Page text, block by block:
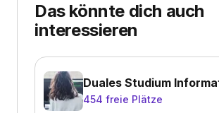
Das könnte dich auch
interessieren
Duales Studium
454 freie Plätze